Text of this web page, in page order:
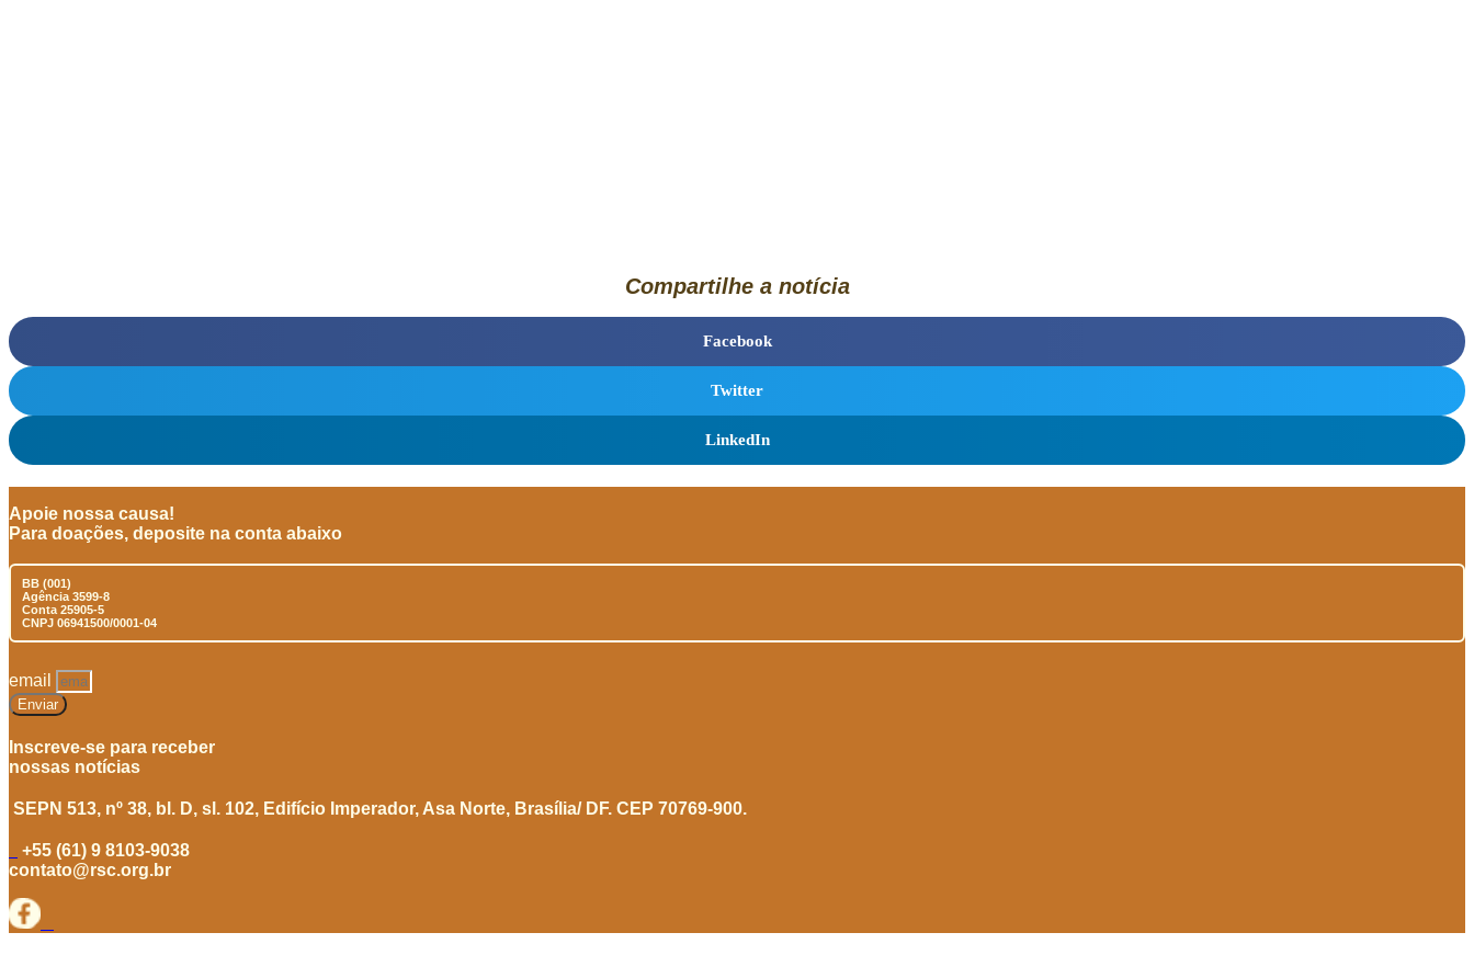
Compartilhe a notícia
Facebook
Twitter
LinkedIn
Apoie nossa causa!
Para doações, deposite na conta abaixo
BB (001)
Agência 3599-8
Conta 25905-5
CNPJ 06941500/0001-04
email
Enviar
Inscreve-se para receber
nossas notícias
SEPN 513, nº 38, bl. D, sl. 102, Edifício Imperador, Asa Norte, Brasília/ DF. CEP 70769-900.
+55 (61) 9 8103-9038
contato@rsc.org.br